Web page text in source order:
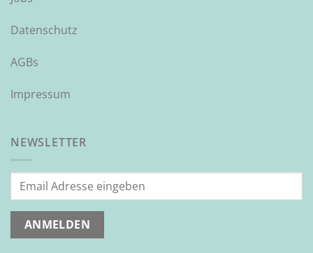
Datenschutz
AGBs
Impressum
NEWSLETTER